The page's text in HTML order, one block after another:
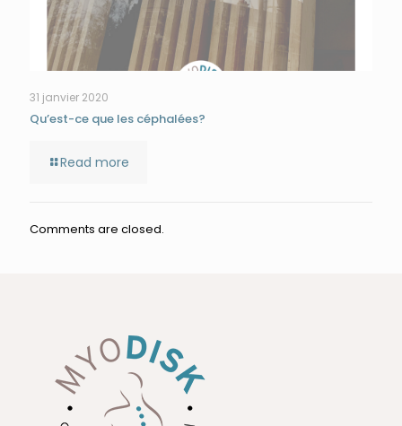
31 janvier 2020
Qu’est-ce que les céphalées?
Read more
Comments are closed.